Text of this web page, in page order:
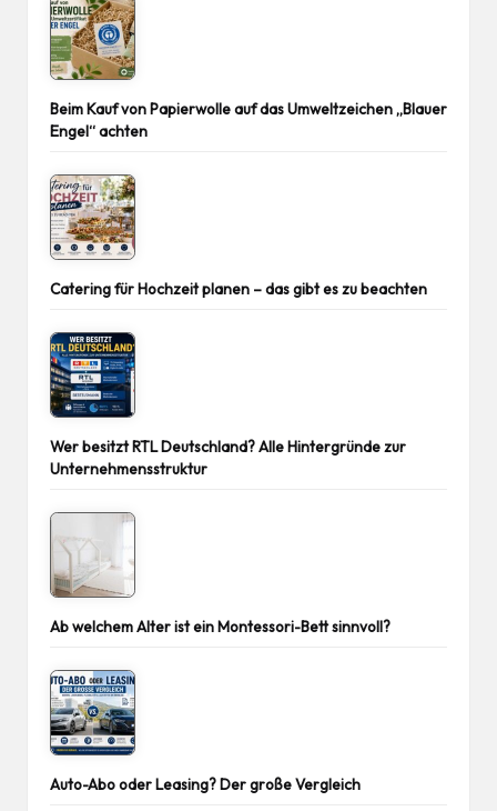
Beim Kauf von Papierwolle auf das Umweltzeichen „Blauer
Engel“ achten
Catering für Hochzeit planen – das gibt es zu beachten
Wer besitzt RTL Deutschland? Alle Hintergründe zur
Unternehmensstruktur
Ab welchem Alter ist ein Montessori-Bett sinnvoll?
Auto-Abo oder Leasing? Der große Vergleich